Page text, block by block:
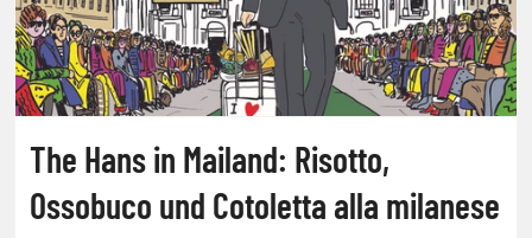
The Hans in Mailand: Risotto,
Ossobuco und Cotoletta alla milanese